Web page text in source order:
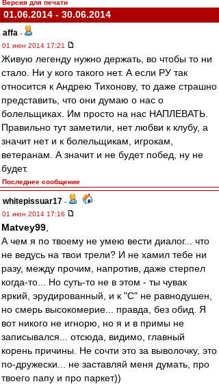
Версия для печати
01.06.2014 - 30.06.2014
affa -
01 июн 2014 17:21
Живую легенду нужно держать, во чтобы то ни
стало. Ни у кого такого нет. А если РУ так
относится к Андрею Тихонову, то даже страшно
представить, что они думаю о нас о
болельщиках. Им просто на нас НАПЛЕВАТЬ.
Правильно тут заметили, нет любви к клубу, а
значит нет и к болельщикам, игрокам,
ветеранам. А значит и не будет побед, ну не
будет.
Последнее сообщение
whitepissuar17 -
01 июн 2014 17:16
Matvey99
А чем я по твоему не умею вести диалог... что
не ведусь на твои трели? И не хамил тебе ни
разу, между прочим, напротив, даже стерпел
когда-то... Но суть-то не в этом - ты чувак
яркий, эрудированный, и к "С" не равнодушен,
но смерь высокомерие... правда, без обид. Я
вот никого не игнорю, но я и в примы не
записывался... отсюда, видимо, главный
корень причины. Не сочти это за выволочку, это
по-дружески... не заставляй меня думать, про
твоего папу и про паркет))